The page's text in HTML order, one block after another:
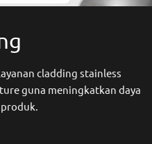
cladding stainless
guna meningkatkan daya